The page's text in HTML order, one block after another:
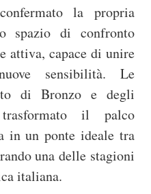
la propria
spazio di confronto
attiva, capace di unire
sensibilità. Le
di Bronzo e degli
il palco
in un ponte ideale tra
una delle stagioni
italiana.